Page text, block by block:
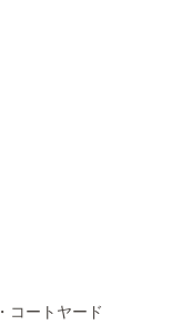
コートヤード